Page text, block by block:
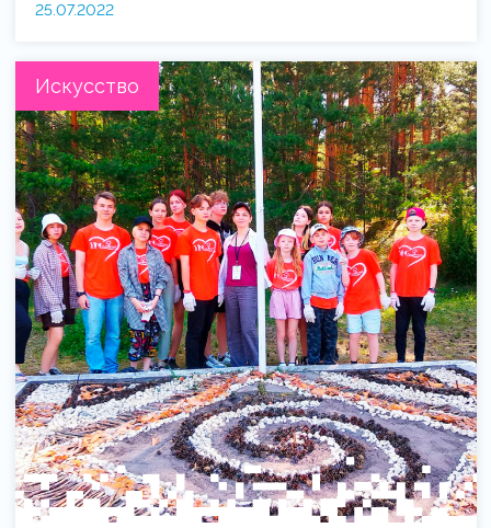
25.07.2022
Искусство